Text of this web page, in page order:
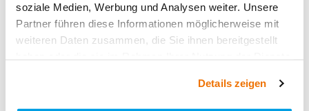
soziale Medien, Werbung und Analysen weiter. Unsere
Partner führen diese Informationen möglicherweise mit
weiteren Daten zusammen, die Sie ihnen bereitgestellt
Details zeigen